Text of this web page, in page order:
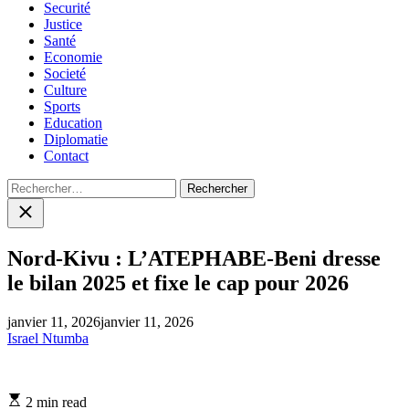
Securité
Justice
Santé
Economie
Societé
Culture
Sports
Education
Diplomatie
Contact
Rechercher :
Close
search
Nord-Kivu : L’ATEPHABE-Beni dresse
le bilan 2025 et fixe le cap pour 2026
janvier 11, 2026janvier 11, 2026
Israel Ntumba
Estimated
2 min read